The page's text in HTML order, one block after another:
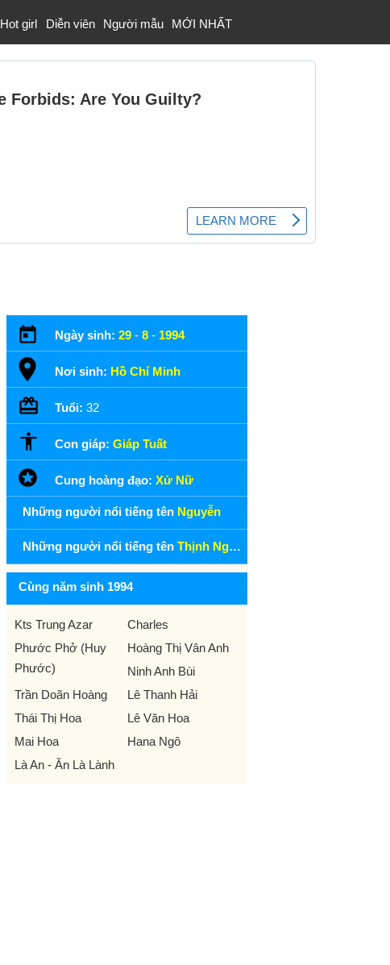
Hot girl Diễn viên Người mẫu MỚI NHẤT
Ngày sinh: 29 - 8 - 1994
Nơi sinh: Hồ Chí Minh
Tuổi: 32
Con giáp: Giáp Tuất
Cung hoàng đạo: Xử Nữ
Những người nổi tiếng tên Nguyễn
Những người nổi tiếng tên Thịnh Nguyễn
Cùng năm sinh 1994
Kts Trung Azar
Charles
Phước Phở (Huy
Phước)
Hoàng Thị Vân Anh
Ninh Anh Bùi
Trần Doãn Hoàng
Lê Thanh Hải
Thái Thị Hoa
Lê Văn Hoa
Mai Hoa
Hana Ngô
Là An - Ăn Là Lành